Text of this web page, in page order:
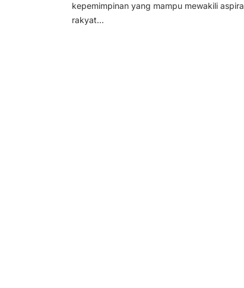
kepemimpinan yang mampu mewakili
rakyat...